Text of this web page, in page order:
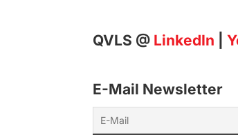
QVLS @ LinkedIn |
E-Mail Newsletter